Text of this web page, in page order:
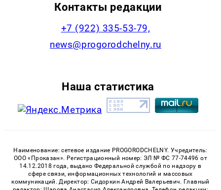
Контакты редакции
+7 (922) 335-53-79,
news@progorodchelny.ru
Наша статистика
Наименование: сетевое издание PROGORODCHELNY. Учредитель:
ООО «Проказан». Регистрационный номер: ЭЛ № ФС 77-74496 от
14.12.2018 года, выдано Федеральной службой по надзору в
сфере связи, информационных технологий и массовых
коммуникаций. Директор: Сидоркин Андрей Валерьевич. Главный